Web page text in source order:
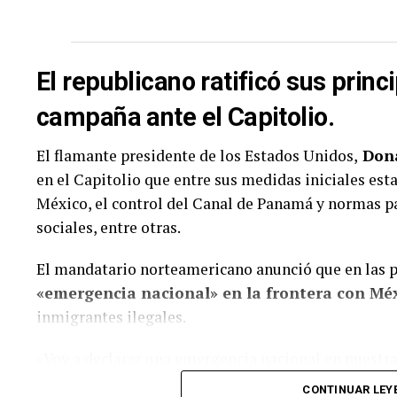
El republicano ratificó sus
campaña ante el Capitolio.
El flamante presidente de los Estados Unidos,
en el Capitolio que entre sus medidas iniciales
México, el control del Canal de Panamá y normas
sociales, entre otras.
El mandatario norteamericano anunció que en las
«emergencia nacional» en la frontera con
inmigrantes ilegales.
Trump, al tiempo que anunció el envió deCONTINUAR